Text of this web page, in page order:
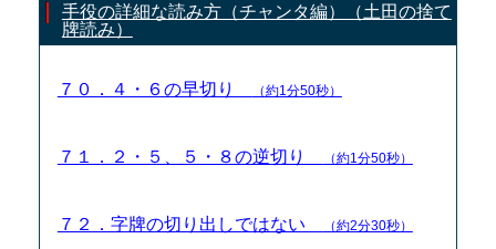
手役の詳細な読み方（チャンタ編）（土田の捨て
牌読み）
７０．４・６の早切り （約1分50秒）
７１．２・５、５・８の逆切り （約1分50秒）
７２．字牌の切り出しではない （約2分30秒）